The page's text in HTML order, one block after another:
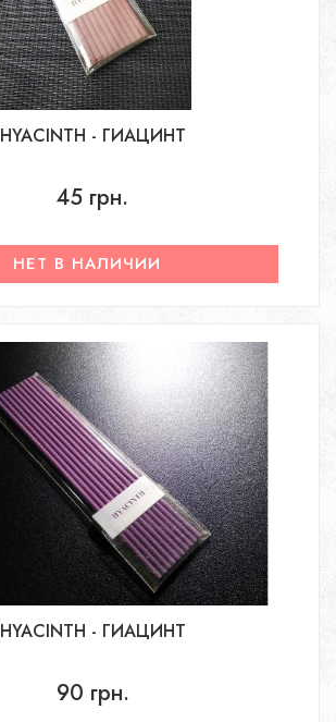
HYACINTH - ГИАЦИНТ
45 грн.
НЕТ В НАЛИЧИИ
HYACINTH - ГИАЦИНТ
90 грн.